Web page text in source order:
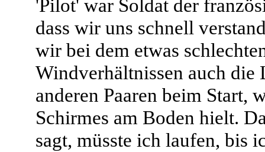
'Pilot' war Soldat der
dass wir uns schnell
wir bei dem etwas
Windverhältnissen auch die
anderen Paaren beim Start,
Schirmes am Boden hielt.
sagt, müsste ich laufen, bis